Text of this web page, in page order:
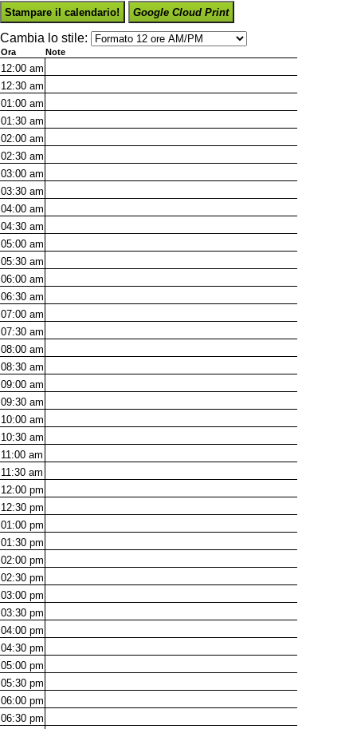
Stampare il calendario! Google Cloud Print
Cambia lo stile:
Ora Note
12:00 am
12:30 am
01:00 am
01:30 am
02:00 am
02:30 am
03:00 am
03:30 am
04:00 am
04:30 am
05:00 am
05:30 am
06:00 am
06:30 am
07:00 am
07:30 am
08:00 am
08:30 am
09:00 am
09:30 am
10:00 am
10:30 am
11:00 am
11:30 am
12:00 pm
12:30 pm
01:00 pm
01:30 pm
02:00 pm
02:30 pm
03:00 pm
03:30 pm
04:00 pm
04:30 pm
05:00 pm
05:30 pm
06:00 pm
06:30 pm